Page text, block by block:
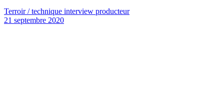
Terroir / technique interview producteur
21 septembre 2020